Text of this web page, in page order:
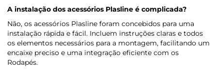
A instalação dos acessórios Plasline é complicada?
Não, os acessórios Plasline foram concebidos para uma
instalação rápida e fácil. Incluem instruções claras e todos
os elementos necessários para a montagem, facilitando um
encaixe preciso e uma integração eficiente com os
Rodapés.